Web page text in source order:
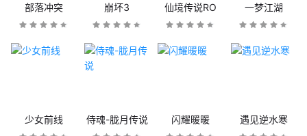
部落冲突 崩坏3 仙境传说RO 一梦江湖
少女前线 侍魂-胧月传说 闪耀暖暖 遇见逆水寒